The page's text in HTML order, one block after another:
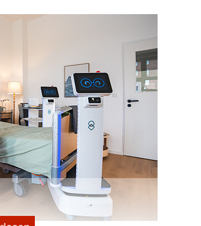
letzten Jahren erheblich gestiegen.Im Mai
ihre erste Verordnung zur Reduzierung
und Verifizierung von Methanemissionen im
Erkennung und Reparatur von
bereits geltenden Bestimmungen der
Rahmenbestimmungen des Oil and Gas
alle Erdgasunternehmen, die in der EU tätig
exakte Zahlen für jede einzelne Anlage und
auf dem Markt erhältlichen Lösungen nicht
dabei, neue EU-
in ihren Anlagen weitgehend manuell
zeitaufwändig, da jedes Leck einzeln von
Aus diesem Grund beschränken sich die
wie zum Beispiel durch den
können. Kleinere Lecks werden
sehr negativ auf die Umwelt